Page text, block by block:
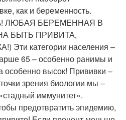
как и беременность.
ЛЮБАЯ БЕРЕМЕННАЯ В
БЫТЬ ПРИВИТА,
категории населения –
65 – особенно ранимы и
особенно высок! Прививки –
зрения биологии мы –
иммунитет».
предотвратить эпидемию,